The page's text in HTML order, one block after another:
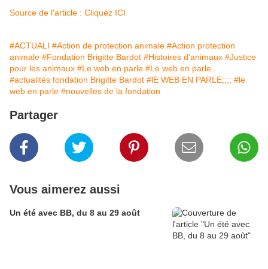
Source de l'article : Cliquez ICI
#ACTUALI #Action de protection animale #Action protection
animale #Fondation Brigitte Bardot #Histoires d'animaux #Justice
pour les animaux #Le web en parle #Le web en parle..
#actualités fondation Brigitte Bardot #lE WEB EN PARLE;;;; #le
web en parle #nouvelles de la fondation
Partager
Vous aimerez aussi
Un été avec BB, du 8 au 29 août